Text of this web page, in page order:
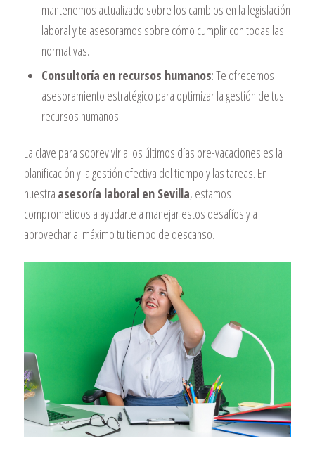
mantenemos actualizado sobre los cambios en la legislación
laboral y te asesoramos sobre cómo cumplir con todas las
normativas.
Consultoría en recursos humanos: Te ofrecemos
asesoramiento estratégico para optimizar la gestión de tus
recursos humanos.
La clave para sobrevivir a los últimos días pre-vacaciones es la
planificación y la gestión efectiva del tiempo y las tareas. En
nuestra asesoría laboral en Sevilla, estamos
comprometidos a ayudarte a manejar estos desafíos y a
aprovechar al máximo tu tiempo de descanso.